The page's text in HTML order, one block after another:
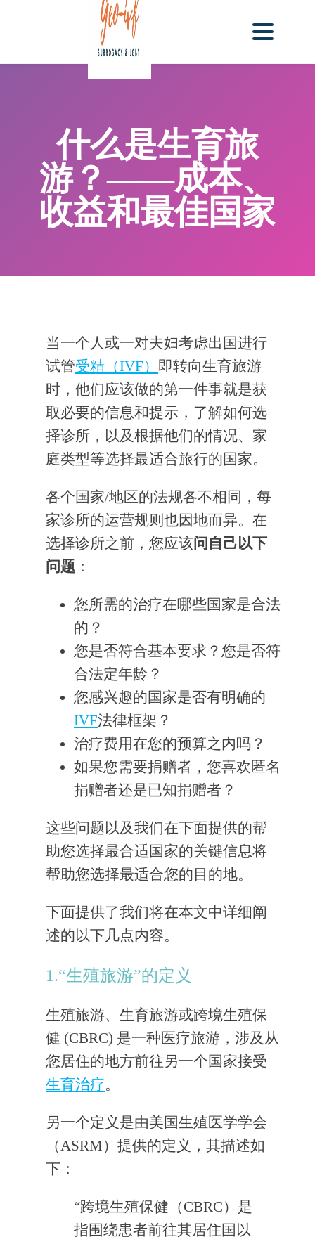
什么是生育旅
游？——成本、
收益和最佳国家
当一个人或一对夫妇考虑出国进行
试管受精（IVF） 即转向生育旅游
时，他们应该做的第一件事就是获
取必要的信息和提示，了解如何选
择诊所，以及根据他们的情况、家
庭类型等选择最适合旅行的国家。
各个国家/地区的法规各不相同，每
家诊所的运营规则也因地而异。在
选择诊所之前，您应该问自己以下
问题 ：
您所需的治疗在哪些国家是合法
的？
您是否符合基本要求？您是否符
合法定年龄？
您感兴趣的国家是否有明确的
IVF法律框架？
治疗费用在您的预算之内吗？
如果您需要捐赠者，您喜欢匿名
捐赠者还是已知捐赠者？
这些问题以及我们在下面提供的帮
助您选择最合适国家的关键信息将
帮助您选择最适合您的目的地。
下面提供了我们将在本文中详细阐
述的以下几点内容。
1.“生殖旅游”的定义
生殖旅游、生育旅游或跨境生殖保
健 (CBRC) 是一种医疗旅游，涉及从
您居住的地方前往另一个国家接受
生育治疗。
另一个定义是由美国生殖医学学会
（ASRM）提供的定义，其描述如
下：
“跨境生殖保健（CBRC）是
指围绕患者前往其居住国以